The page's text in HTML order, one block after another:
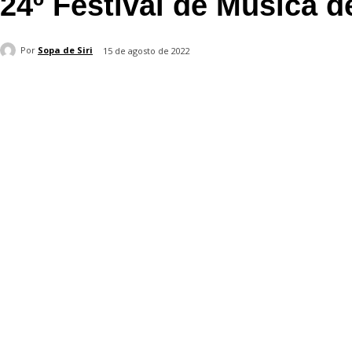
Por Sopa de Siri 15 de agosto de 2022